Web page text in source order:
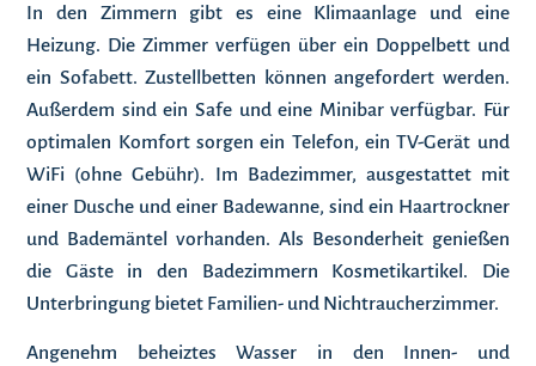
In den Zimmern gibt es eine Klimaanlage und eine
Heizung. Die Zimmer verfügen über ein Doppelbett und
ein Sofabett. Zustellbetten können angefordert werden.
Außerdem sind ein Safe und eine Minibar verfügbar. Für
optimalen Komfort sorgen ein Telefon, ein TV-Gerät und
WiFi (ohne Gebühr). Im Badezimmer, ausgestattet mit
einer Dusche und einer Badewanne, sind ein Haartrockner
und Bademäntel vorhanden. Als Besonderheit genießen
die Gäste in den Badezimmern Kosmetikartikel. Die
Unterbringung bietet Familien- und Nichtraucherzimmer.
Angenehm beheiztes Wasser in den Innen- und